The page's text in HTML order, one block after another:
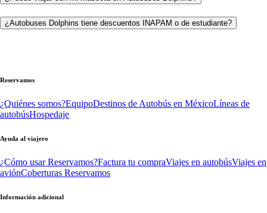
¿Autobuses Dolphins tiene descuentos INAPAM o de estudiante?
Reservamos
¿Quiénes somos?EquipoDestinos de Autobús en MéxicoLíneas de
autobúsHospedaje
Ayuda al viajero
¿Cómo usar Reservamos?Factura tu compraViajes en autobúsViajes en
aviónCoberturas Reservamos
Información adicional